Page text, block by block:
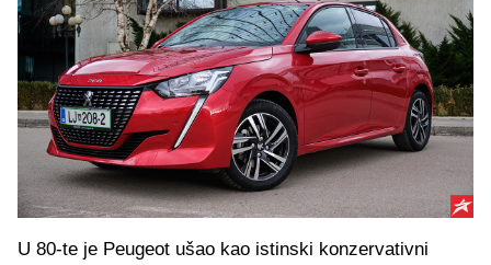
U 80-te je Peugeot ušao kao istinski konzervativni